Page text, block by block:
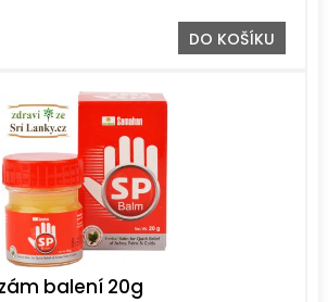
DO KOŠÍKU
balení 20g